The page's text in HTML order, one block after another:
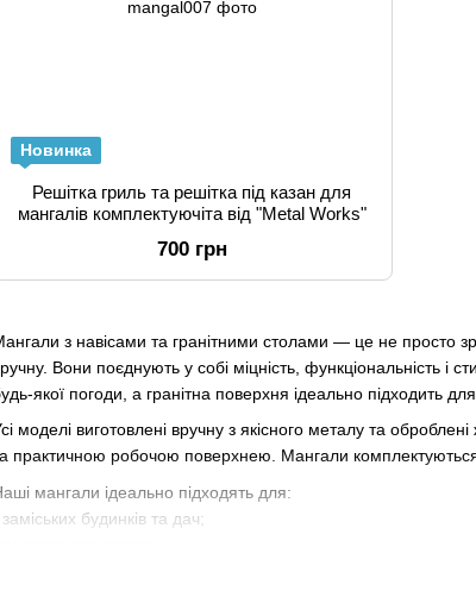
з навісами та гранітними столами — це не просто
Вони поєднують у собі міцність, функціональність і
якої погоди, а гранітна поверхня ідеально підходить для
моделі виготовлені вручну з якісного металу та
практичною робочою поверхнею. Мангали
мангали ідеально підходять для:
будинків та дач;
Новинка
Решітка гриль та решітка під казан для
мангалів комплектуючіта від "Metal Works"
700 грн